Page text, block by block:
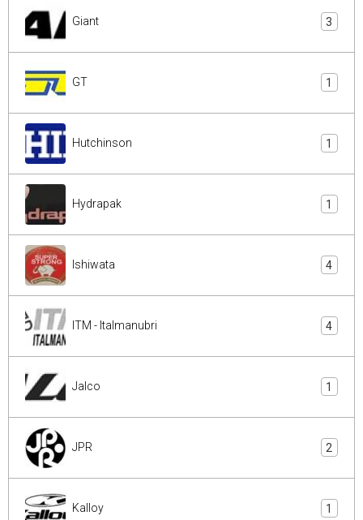
Giant 3
GT 1
Hutchinson 1
Hydrapak 1
Ishiwata 4
ITM - Italmanubri 4
Jalco 1
JPR 2
Kalloy 1